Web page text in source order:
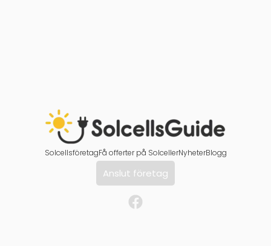
SolcellsföretagFå offerter på SolcellerNyheterBlogg
Anslut företag